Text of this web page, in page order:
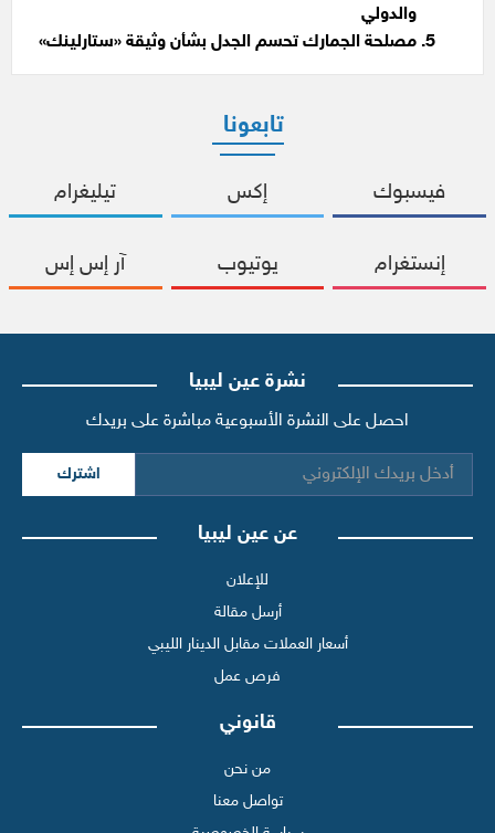
والدولي
مصلحة الجمارك تحسم الجدل بشأن وثيقة «ستارلينك»
تابعونا
فيسبوك إكس تيليغرام
إنستغرام يوتيوب آر إس إس
نشرة عين ليبيا
احصل على النشرة الأسبوعية مباشرة على بريدك
اشترك
عن عين ليبيا
للإعلان
أرسل مقالة
أسعار العملات مقابل الدينار الليبي
فرص عمل
قانوني
من نحن
تواصل معنا